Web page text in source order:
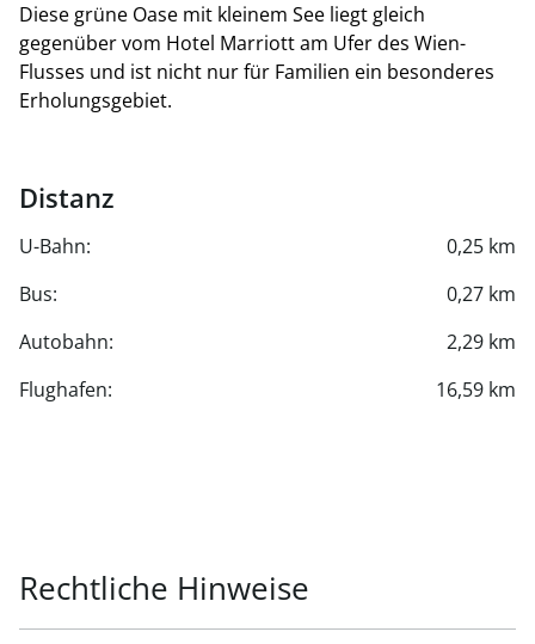
Diese grüne Oase mit kleinem See liegt gleich
gegenüber vom Hotel Marriott am Ufer des Wien-
Flusses und ist nicht nur für Familien ein besonderes
Erholungsgebiet.
Distanz
U-Bahn:
0,25 km
Bus:
0,27 km
Autobahn:
2,29 km
Flughafen:
16,59 km
Rechtliche Hinweise